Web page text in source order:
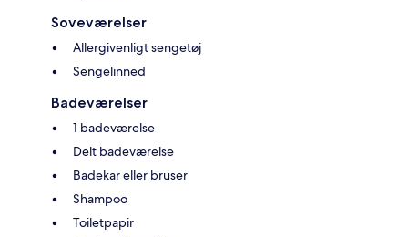
Soveværelser
Allergivenligt sengetøj
Sengelinned
Badeværelser
1 badeværelse
Delt badeværelse
Badekar eller bruser
Shampoo
Toiletpapir